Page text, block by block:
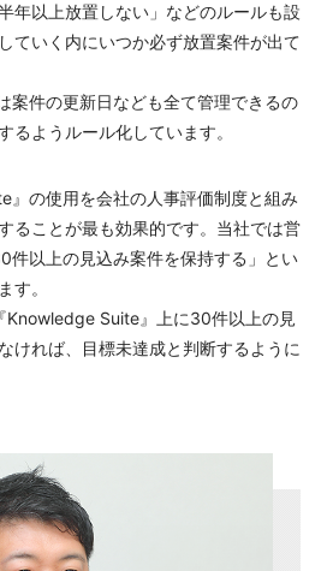
年以上放置しない」などのルールも設
ていく内にいつか必ず放置案件が出て
案件の更新日なども全て管理できるの
るようルール化しています。
』の使用を会社の人事評価制度と組み
ることが最も効果的です。当社では営
件以上の見込み案件を保持する」とい
す。
Knowledge Suite』上に30件以上の見
ければ、目標未達成と判断するように